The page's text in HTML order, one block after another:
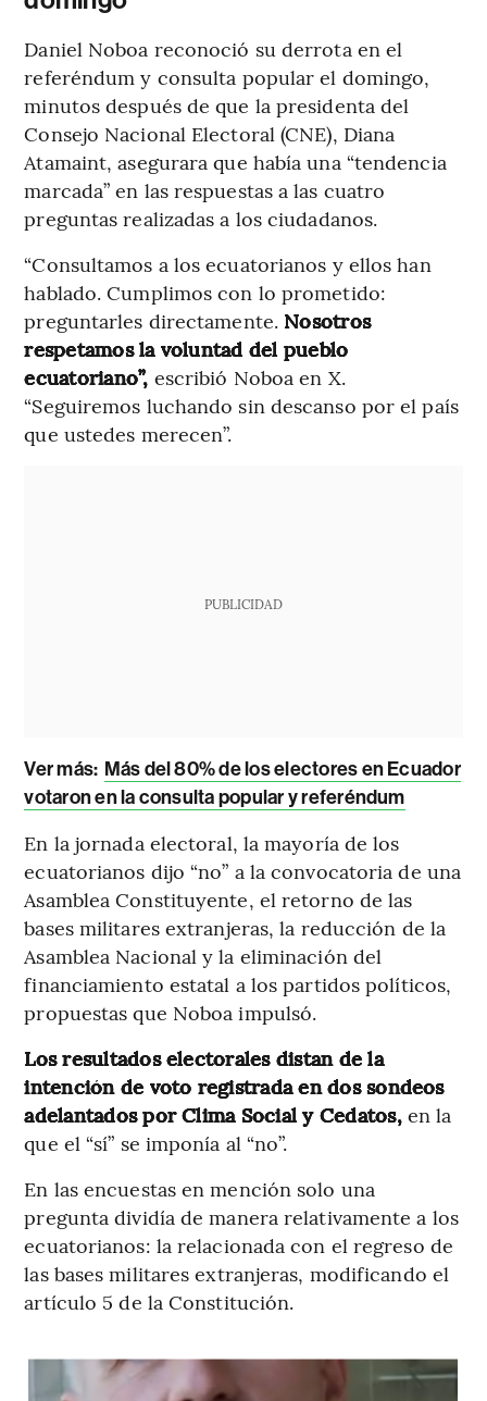
Daniel Noboa reconoció su derrota en el
referéndum y consulta popular el domingo,
minutos después de que la presidenta del
Consejo Nacional Electoral (CNE), Diana
Atamaint, asegurara que había una “tendencia
marcada” en las respuestas a las cuatro
preguntas realizadas a los ciudadanos.
“Consultamos a los ecuatorianos y ellos han
hablado. Cumplimos con lo prometido:
preguntarles directamente. Nosotros
respetamos la voluntad del pueblo
ecuatoriano”, escribió Noboa en X.
“Seguiremos luchando sin descanso por el país
que ustedes merecen”.
PUBLICIDAD
Ver más: Más del 80% de los electores en Ecuador
votaron en la consulta popular y referéndum
En la jornada electoral, la mayoría de los
ecuatorianos dijo “no” a la convocatoria de una
Asamblea Constituyente, el retorno de las
bases militares extranjeras, la reducción de la
Asamblea Nacional y la eliminación del
financiamiento estatal a los partidos políticos,
propuestas que Noboa impulsó.
Los resultados electorales distan de la
intención de voto registrada en dos sondeos
adelantados por Clima Social y Cedatos,en la
que el “sí” se imponía al “no”.
En las encuestas en mención solo una
pregunta dividía de manera relativamente a los
ecuatorianos: la relacionada con el regreso de
las bases militares extranjeras, modificando el
artículo 5 de la Constitución.